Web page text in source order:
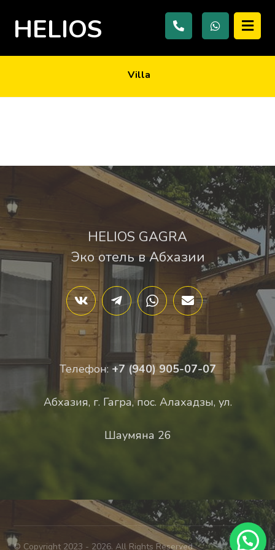
HELIOS
Villa
HELIOS GAGRA
Эко отель в Абхазии
Телефон:+7 (940) 905-07-07
Абхазия, г. Гагра, пос. Алахадзы, ул.
Шаумяна 26
© Copyright 2023 - 2026. All Rights Reserved